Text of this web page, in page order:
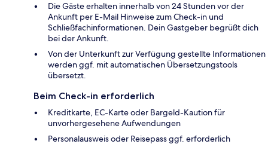
Die Gäste erhalten innerhalb von 24 Stunden vor der
Ankunft per E-Mail Hinweise zum Check-in und
Schließfachinformationen. Dein Gastgeber begrüßt dich
bei der Ankunft.
Von der Unterkunft zur Verfügung gestellte Informationen
werden ggf. mit automatischen Übersetzungstools
übersetzt.
Beim Check-in erforderlich
Kreditkarte, EC-Karte oder Bargeld-Kaution für
unvorhergesehene Aufwendungen
Personalausweis oder Reisepass ggf. erforderlich